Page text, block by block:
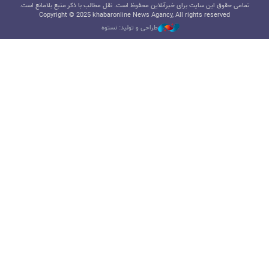
تمامی حقوق این سایت برای خبرآنلاین محفوظ است. نقل مطالب با ذکر منبع بلامانع است.
Copyright © 2025 khabaronline News Agancy, All rights reserved
طراحی و تولید: نستوه